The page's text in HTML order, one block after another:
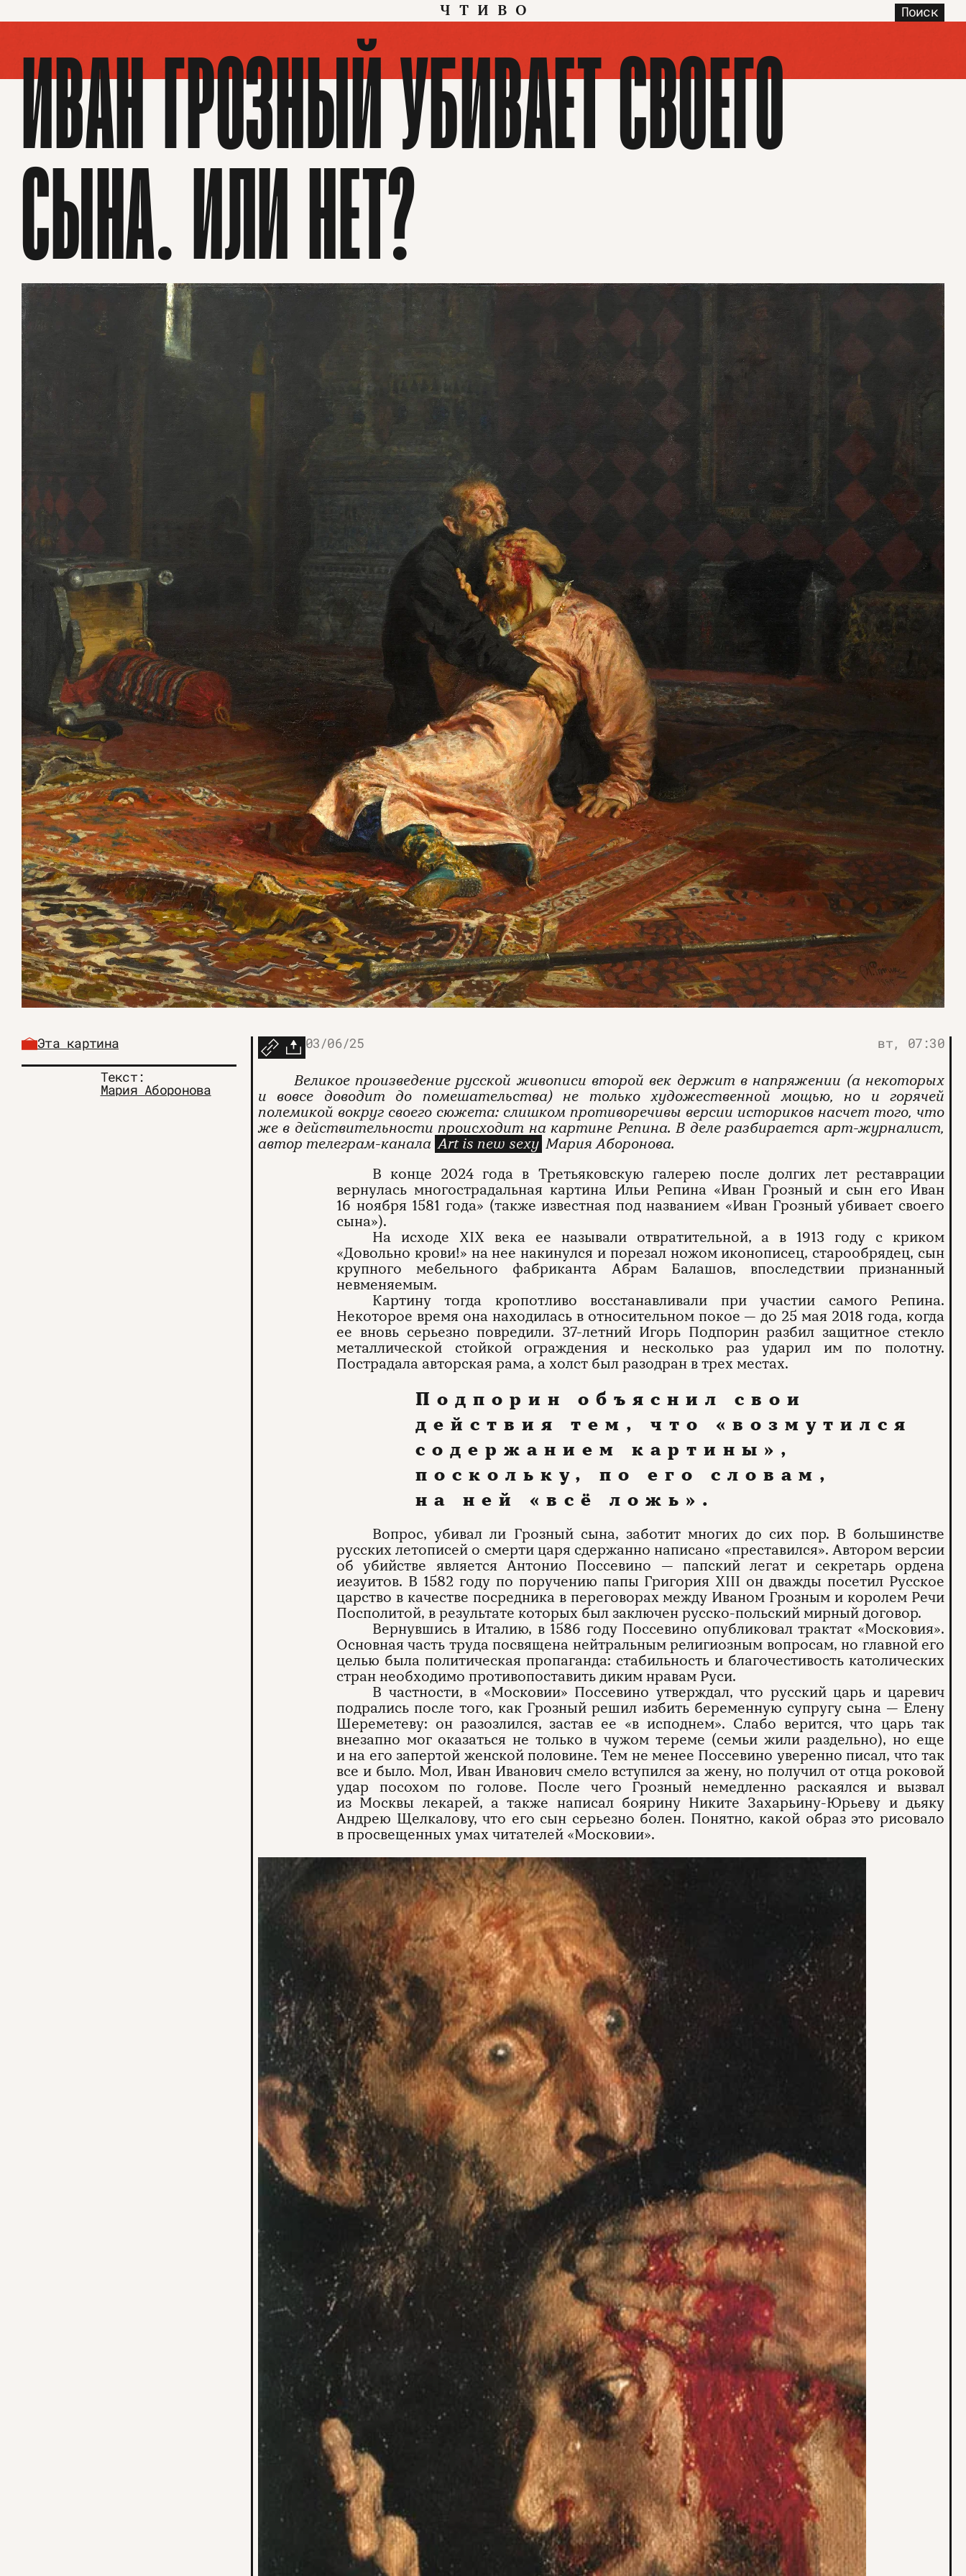
ЧТИВО Поиск
ИВАН ГРОЗНЫЙ УБИВАЕТ СВОЕГО
СЫНА. ИЛИ НЕТ?
Эта картина
Текст:
Мария Аборонова
03/06/25 вт, 07:30
Великое произведение русской живописи второй век держит в напряжении (а некоторых
и вовсе доводит до помешательства) не только художественной мощью, но и горячей
полемикой вокруг своего сюжета: слишком противоречивы версии историков насчет того, что
же в действительности происходит на картине Репина. В деле разбирается арт-журналист,
автор телеграм-канала Art is new sexy Мария Аборонова.
В конце 2024 года в Третьяковскую галерею после долгих лет реставрации
вернулась многострадальная картина Ильи Репина «Иван Грозный и сын его Иван
16 ноября 1581 года» (также известная под названием «Иван Грозный убивает своего
сына»).
На исходе XIX века ее называли отвратительной, а в 1913 году с криком
«Довольно крови!» на нее накинулся и порезал ножом иконописец, старообрядец, сын
крупного мебельного фабриканта Абрам Балашов, впоследствии признанный
невменяемым.
Картину тогда кропотливо восстанавливали при участии самого Репина.
Некоторое время она находилась в относительном покое — до 25 мая 2018 года, когда
ее вновь серьезно повредили. 37-летний Игорь Подпорин разбил защитное стекло
металлической стойкой ограждения и несколько раз ударил им по полотну.
Пострадала авторская рама, а холст был разодран в трех местах.
Подпорин объяснил свои
действия тем, что «возмутился
содержанием картины»,
поскольку, по его словам,
на ней «всё ложь».
Вопрос, убивал ли Грозный сына, заботит многих до сих пор. В большинстве
русских летописей о смерти царя сдержанно написано «преставился». Автором версии
об убийстве является Антонио Поссевино — папский легат и секретарь ордена
иезуитов. В 1582 году по поручению папы Григория XIII он дважды посетил Русское
царство в качестве посредника в переговорах между Иваном Грозным и королем Речи
Посполитой, в результате которых был заключен русско-польский мирный договор.
Вернувшись в Италию, в 1586 году Поссевино опубликовал трактат «Московия».
Основная часть труда посвящена нейтральным религиозным вопросам, но главной его
целью была политическая пропаганда: стабильность и благочестивость католических
стран необходимо противопоставить диким нравам Руси.
В частности, в «Московии» Поссевино утверждал, что русский царь и царевич
подрались после того, как Грозный решил избить беременную супругу сына — Елену
Шереметеву: он разозлился, застав ее «в исподнем». Слабо верится, что царь так
внезапно мог оказаться не только в чужом тереме (семьи жили раздельно), но еще
и на его запертой женской половине. Тем не менее Поссевино уверенно писал, что так
все и было. Мол, Иван Иванович смело вступился за жену, но получил от отца роковой
удар посохом по голове. После чего Грозный немедленно раскаялся и вызвал
из Москвы лекарей, а также написал боярину Никите Захарьину-Юрьеву и дьяку
Андрею Щелкалову, что его сын серьезно болен. Понятно, какой образ это рисовало
в просвещенных умах читателей «Московии».